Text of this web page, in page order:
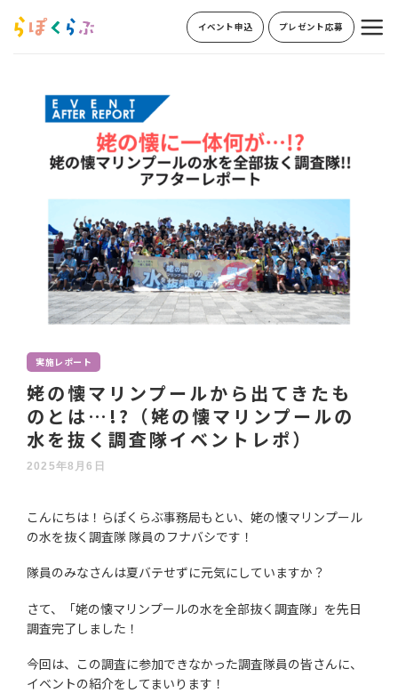
to
イベント申込 プレゼント応募
実施レポート
姥の懐マリンプールから出てきたも
のとは…!?（姥の懐マリンプールの
水を抜く調査隊イベントレポ）
2025年8月6日
こんにちは！らぽくらぶ事務局もとい、姥の懐マリンプール
の水を抜く調査隊 隊員のフナバシです！
隊員のみなさんは夏バテせずに元気にしていますか？
さて、「姥の懐マリンプールの水を全部抜く調査隊」を先日
調査完了しました！
今回は、この調査に参加できなかった調査隊員の皆さんに、
イベントの紹介をしてまいります！